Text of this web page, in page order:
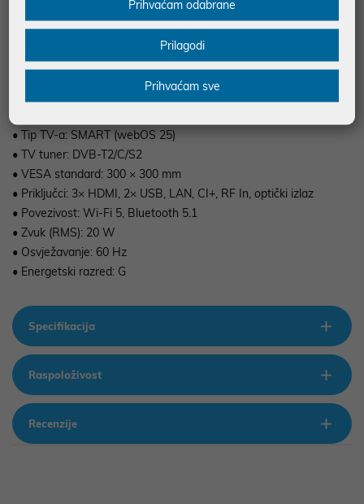
• Tip TV-a: SMART (webOS 25)
• TV tuner: DVB-T2/C/S2
• VESA standard: 300 × 300 mm
• Priključci: 3× HDMI, 2× USB, LAN, CI+, RF In, optički izlaz
• Povezivost: Wi-Fi 5, Bluetooth 5.1
• Zvuk (RMS): 20 W
• Osvježavanje: 60 Hz
• Energetski razred: G
Specifikacija
Raspoloživost
Recenzije
Prihvaćam odabrane
Prilagodi
Prihvaćam sve